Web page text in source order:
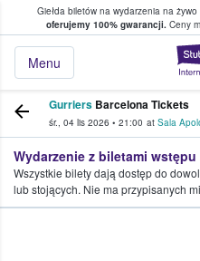
Giełda biletów na wydarzenia na
oferujemy 100% gwarancji. Ceny
Menu
w którym fani i
Gurriers Barcelona Tickets
śr., 04 lis 2026 • 21:00 at Sala
Wydarzenie z biletami wstępu
Wszystkie bilety dają dostęp do
lub stojących. Nie ma przypisanych